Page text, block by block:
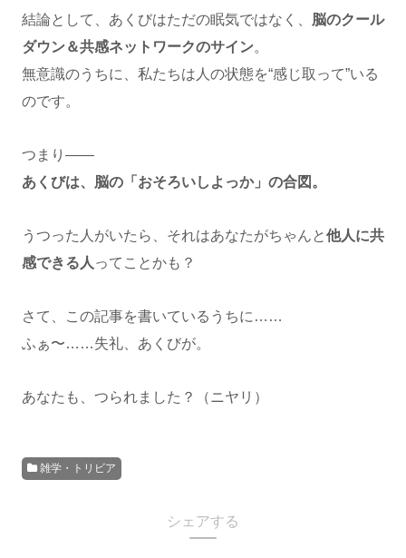
結論として、あくびはただの眠気ではなく、 脳のクール
ダウン＆共感ネットワークのサイン。
無意識のうちに、私たちは人の状態を“感じ取って”いる
のです。
つまり――
あくびは、脳の「おそろいしよっか」の合図。
うつった人がいたら、それはあなたがちゃんと他人に共
感できる人 ってことかも？
さて、この記事を書いているうちに……
ふぁ〜……失礼、あくびが。
あなたも、つられました？（ニヤリ）
雑学・トリビア
シェアする